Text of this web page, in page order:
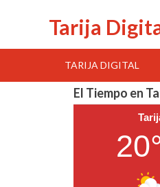
Tarija
TARIJA DIGITAL
El Tiempo en